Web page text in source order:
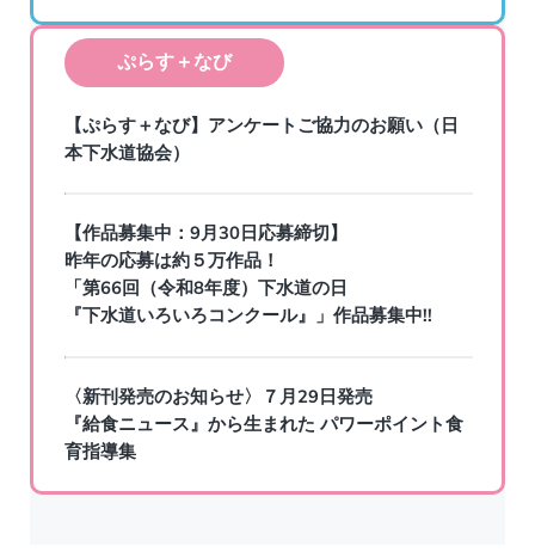
ぷらす＋なび
【ぷらす＋なび】アンケートご協力のお願い（日
本下水道協会）
【作品募集中：9月30日応募締切】
昨年の応募は約５万作品！
「第66回（令和8年度）下水道の日
『下水道いろいろコンクール』」作品募集中!!
〈新刊発売のお知らせ〉７月29日発売
『給食ニュース』から生まれた パワーポイント食
育指導集